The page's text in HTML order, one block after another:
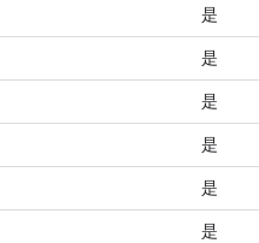
是
是
是
是
是
是